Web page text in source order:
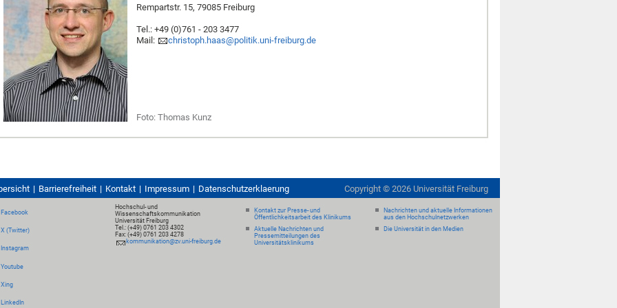
Rempartstr. 15, 79085 Freiburg
Tel.: +49 (0)761 - 203 3477
Mail:
christoph.haas@politik.uni-freiburg.de
Foto: Thomas Kunz
Barrierefreiheit Kontakt Impressum Datenschutzerklaerung Copyright © 2026 Universität Freiburg
Facebook
X (Twitter)
Instagram
Youtube
Xing
LinkedIn
Hochschul- und
Wissenschaftskommunikation
Universität Freiburg
Tel.: (+49) 0761 203 4302
Fax: (+49) 0761 203 4278
kommunikation@zv.uni-freiburg.de
Kontakt zur Presse- und
Öffentlichkeitsarbeit des Klinikums
Aktuelle Nachrichten und
Pressemitteilungen des
Universitätsklinikums
Nachrichten und aktuelle Informationen
aus den Hochschulnetzwerken
Die Universität in den Medien